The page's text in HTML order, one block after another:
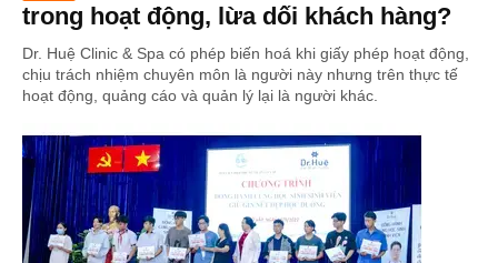
trong hoạt động, lừa dối khách hàng?
Dr. Huệ Clinic & Spa có phép biến hoá khi giấy phép hoạt động,
chịu trách nhiệm chuyên môn là người này nhưng trên thực tế
hoạt động, quảng cáo và quản lý lại là người khác.